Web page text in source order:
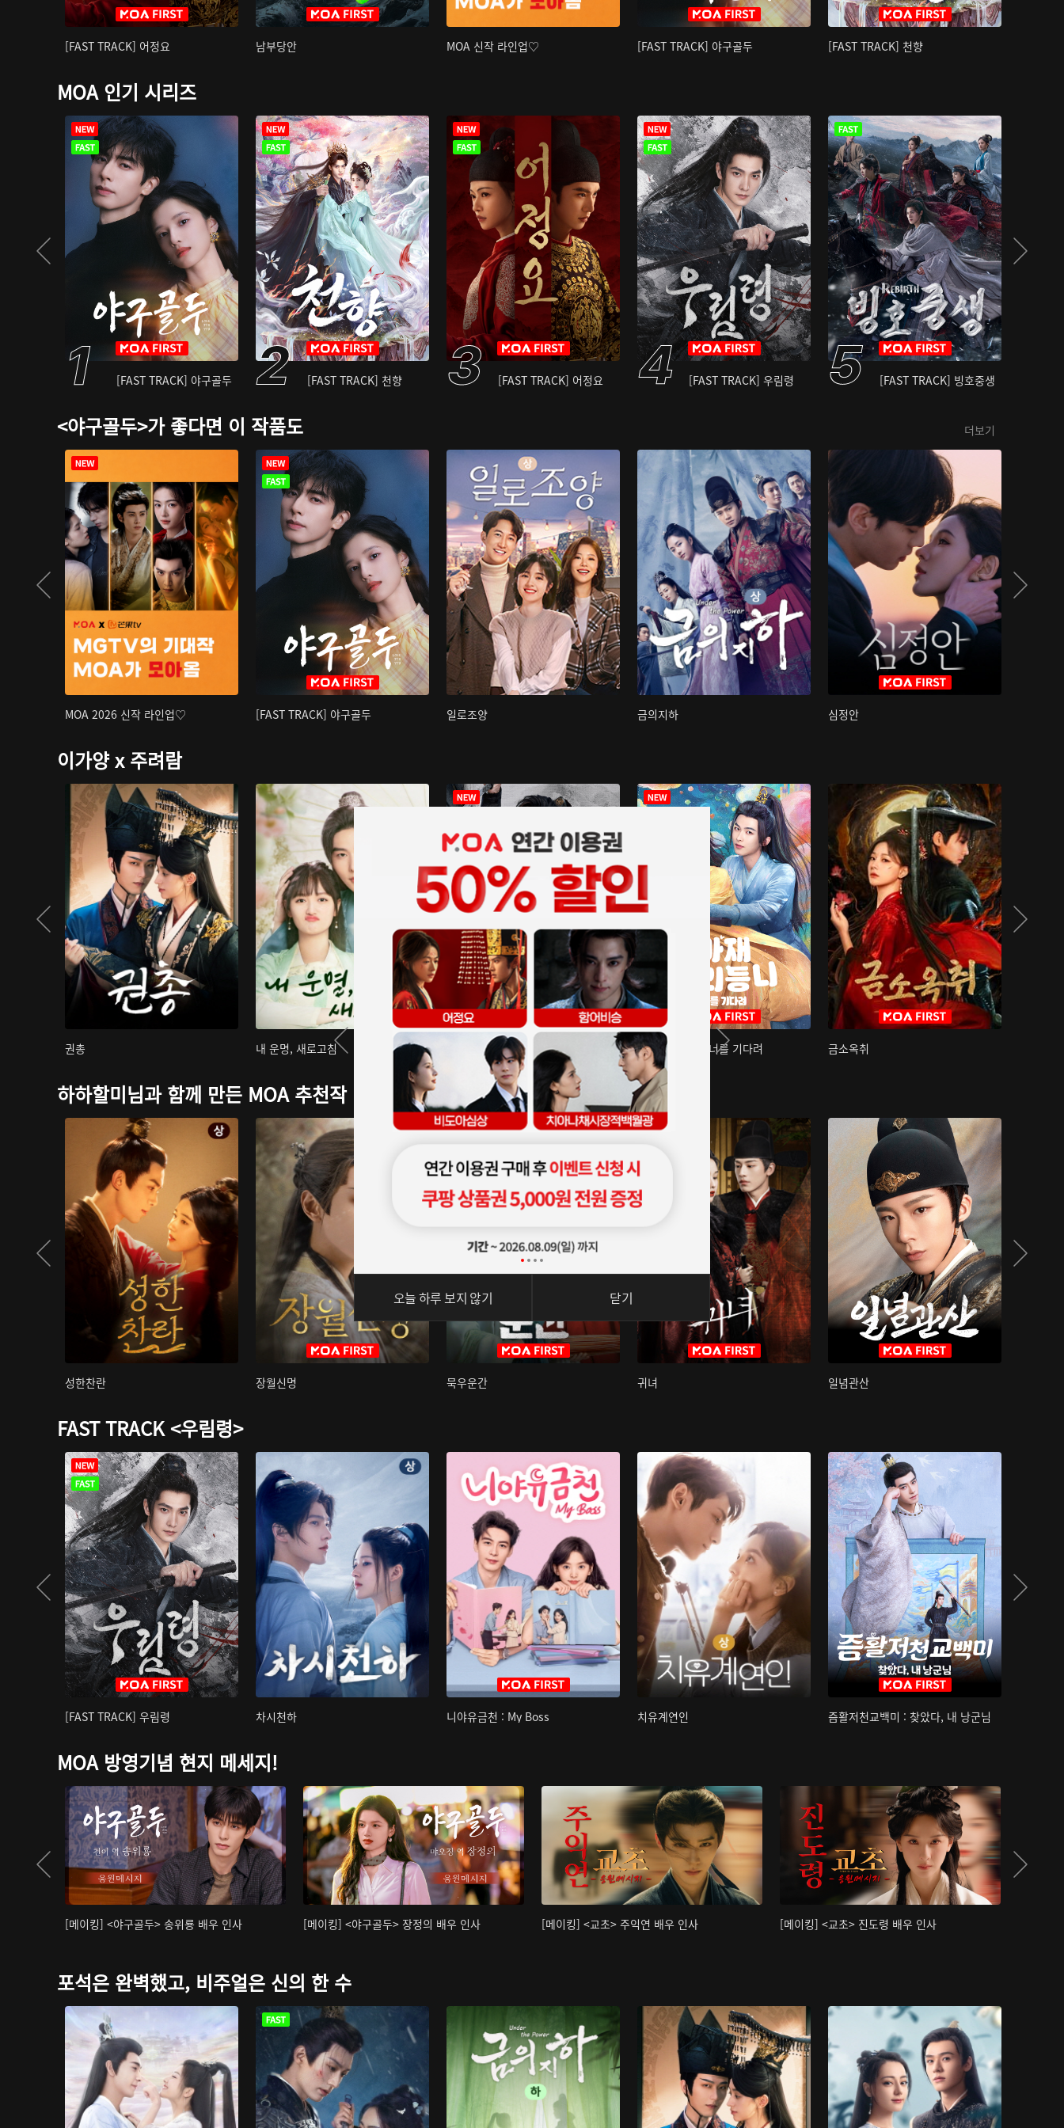
[FAST TRACK] 어정요 남부당안 MOA 신작 라인업♡ [FAST TRACK] 야구골두 [FAST TRACK] 천향
MOA 인기 시리즈
[FAST TRACK] 야구골두 [FAST TRACK] 천향 [FAST TRACK] 어정요 [FAST TRACK] 우림령 [FAST TRACK] 빙호중생
<야구골두>가 좋다면 이 작품도 더보기
MOA 2026 신작 라인업♡ [FAST TRACK] 야구골두 일로조양 금의지하 심정안
이가양 x 주려람
권총 내 운명, 새로고침 아재저리등니 : 너를 기다려 금소옥취
하하할미님과 함께 만든 MOA 추천작
성한찬란 장월신명 묵우운간 귀녀 일념관산
FAST TRACK <우림령>
[FAST TRACK] 우림령 차시천하 니야유금천 : My Boss 치유계연인 즘활저천교백미 : 찾았다, 내 낭군님
MOA 방영기념 현지 메세지!
[메이킹] <야구골두> 송위룡 배우 인사 [메이킹] <야구골두> 장정의 배우 인사 [메이킹] <교초> 주익연 배우 인사 [메이킹] <교초> 진도령 배우 인사
포석은 완벽했고, 비주얼은 신의 한 수
오늘 하루 보지 않기 닫기